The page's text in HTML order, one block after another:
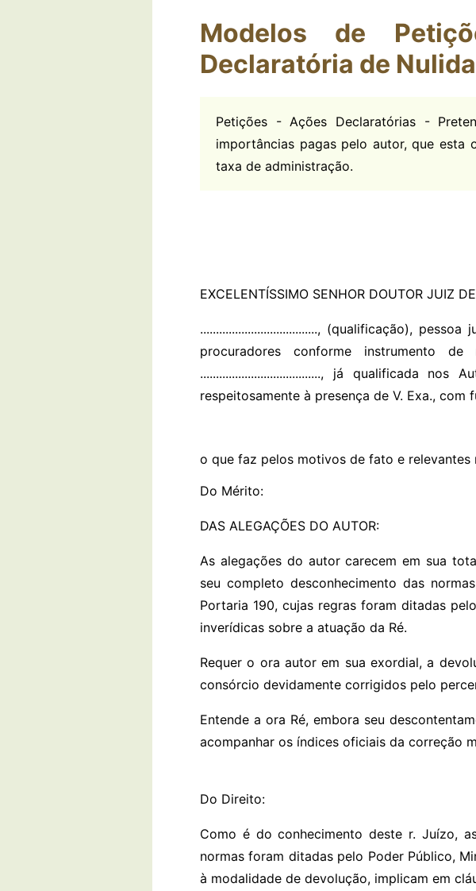
Modelos de
Declaratória de
Petições - Ações Declaratórias -
importâncias pagas pelo autor, que esta
taxa de administração.
EXCELENTÍSSIMO SENHOR DOUTOR JUIZ
....................................., (qualificação),
procuradores conforme instrumento
......................................, já qualificada
respeitosamente à presença de V. Exa.,
o que faz pelos motivos de fato e
Do Mérito:
DAS ALEGAÇÕES DO AUTOR:
As alegações do autor carecem em sua
seu completo desconhecimento das
Portaria 190, cujas regras foram ditadas
inverídicas sobre a atuação da Ré.
Requer o ora autor em sua exordial, a
consórcio devidamente corrigidos pelo
Entende a ora Ré, embora seu
acompanhar os índices oficiais da correção
Do Direito:
Como é do conhecimento deste r. Juízo,
normas foram ditadas pelo Poder Público,
à modalidade de devolução, implicam em